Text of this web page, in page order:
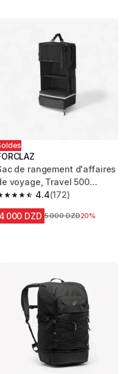
de rangement d'affaires
voyage, Travel 500
4.4
out of 5 stars from 172
(172)
4 000 DZD Prix avant la réduction
5 000 DZD20%